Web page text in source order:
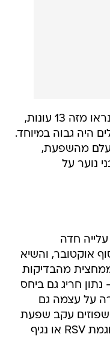
התחלואה עלתה לרמות שטרם נראו מזה 13 עונות,
היה גבוה במיוחד.
מהשפעת,
נוער על
חדה
אוקטובר, והשיא
מהבדיקות
חריג גם ביחס
על עצמה גם
עקב שפעת
מאשר בעקבות נגיפים אחרים דוגמת RSV או נגיף